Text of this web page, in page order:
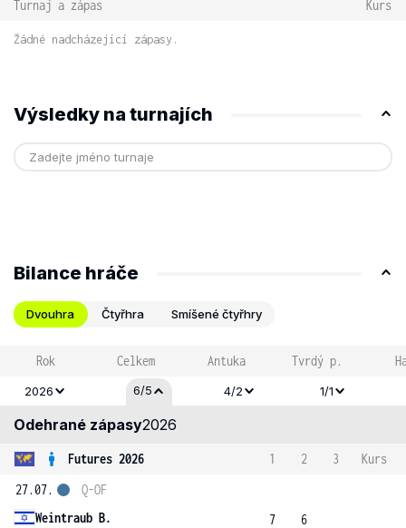
Turnaj a zápas Kurs
Žádné nadcházející zápasy.
Výsledky na turnajích
Bilance hráče
Dvouhra Čtyřhra Smíšené čtyřhry
Rok Celkem Antuka Tvrdý p.
2026 6/5 4/2 1/1
Odehrané zápasy2026
Futures 2026 1 2 3
Kurs
27.07.
Weintraub B.
Q-OF
7
6